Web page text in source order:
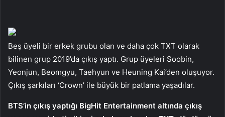
Beş üyeli bir erkek grubu olan ve daha çok TXT olarak
bilinen grup 2019’da çıkış yaptı. Grup üyeleri Soobin,
Yeonjun, Beomgyu, Taehyun ve Heuning Kai’den oluşuyor.
Çıkış şarkıları ‘Crown’ ile büyük bir patlama yaşadılar.
BTS’in çıkış yaptığı BigHit Entertainment altında çıkış